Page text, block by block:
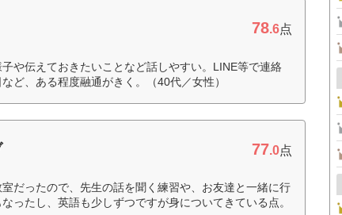
78.6点
や伝えておきたいことなど話しやすい。LINE等で連絡
ど、ある程度融通がきく。（40代／女性）
77.0点
だったので、先生の話を聞く練習や、お友達と一緒に行
ったし、英語も少しずつですが身についてきている点。